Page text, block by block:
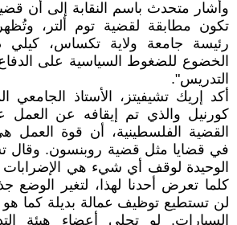
وأشار متحدث باسم النقابة إلى أن
تكون مطابقة لقضية توم ألتر،
رئيسة جامعة ولاية تكساس،
الخضوع للضغوط السياسية على
التدريس".
أكد إريك تشيفيتز، الأستاذ
القضية الفلسطينية، أن قوة العمل
في قضايا مثل قضية روبنسون. وقال
الوحيدة لوقف أي شيء هي الإضرابات
كلما تعرض أحدنا لهذا، لتغير الوضع
لن تستطيع توظيف عمالة بديلة كما
السيارات. لو تحلى أعضاء هيئة